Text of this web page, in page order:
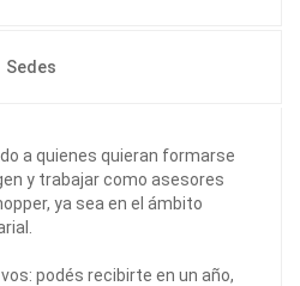
Sedes
a quienes quieran formarse
y trabajar como asesores
ya sea en el ámbito
podés recibirte en un año,